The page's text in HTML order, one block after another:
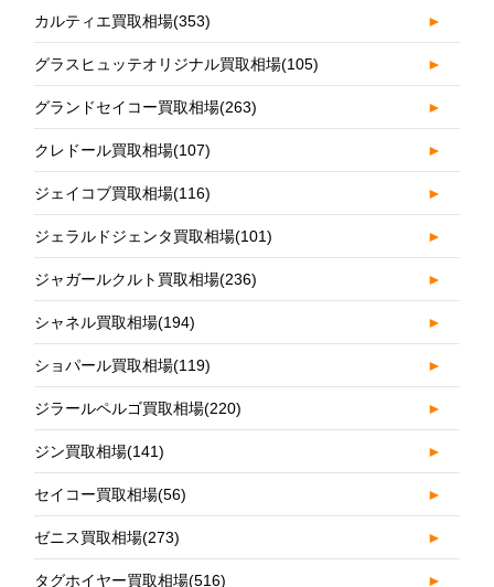
カルティエ買取相場(353) ►
グラスヒュッテオリジナル買取相場(105) ►
グランドセイコー買取相場(263) ►
クレドール買取相場(107) ►
ジェイコブ買取相場(116) ►
ジェラルドジェンタ買取相場(101) ►
ジャガールクルト買取相場(236) ►
シャネル買取相場(194) ►
ショパール買取相場(119) ►
ジラールペルゴ買取相場(220) ►
ジン買取相場(141) ►
セイコー買取相場(56) ►
ゼニス買取相場(273) ►
タグホイヤー買取相場(516) ►